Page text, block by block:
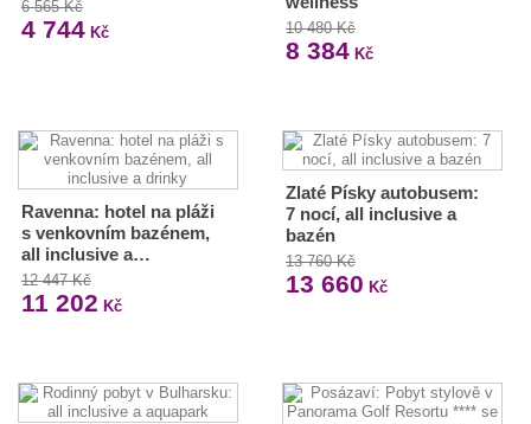
6 565 Kč
4 744 Kč 10 480 Kč
8 384Kč
Ravenna: hotel na pláži
s venkovním bazénem,
all inclusive a…
12 447 Kč
11 202 Kč
Zlaté Písky autobusem:
7 nocí, all inclusive a
bazén
13 760 Kč
13 660 Kč